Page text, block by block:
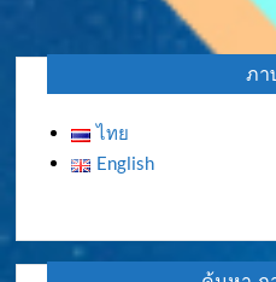
ภา
ไทย
English